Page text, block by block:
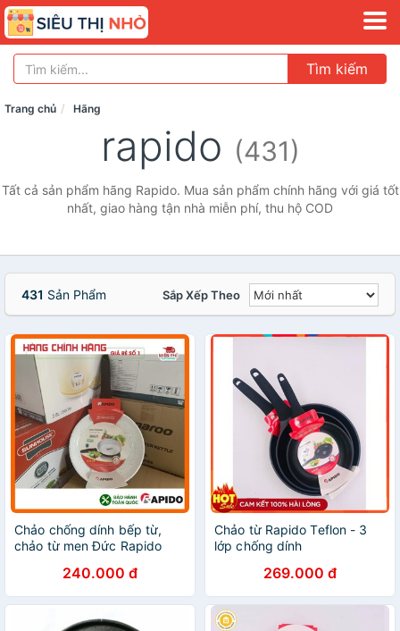
Tìm kiếm
Trang chủ Hãng
rapido (431)
Tất cả sản phẩm hãng Rapido. Mua sản phẩm chính hãng với giá tốt
nhất, giao hàng tận nhà miễn phí, thu hộ COD
431 Sản Phẩm Sắp Xếp Theo
Chảo chống dính bếp từ,
chảo từ men Đức Rapido
phẳng,thân và đáy chảo
bằng nhôm đúc nguyên khối
240.000 đ
Chảo từ Rapido Teflon - 3
lớp chống dính
269.000 đ